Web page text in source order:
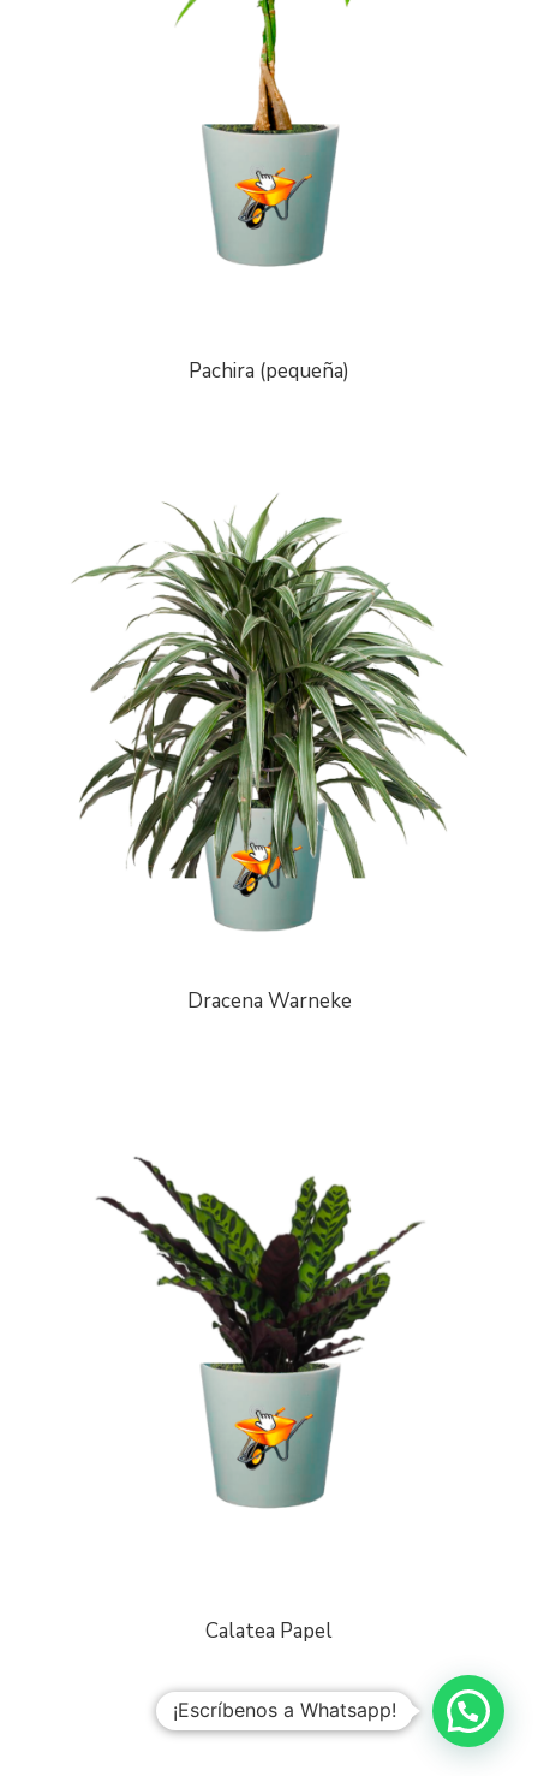
Pachira (pequeña)
Dracena Warneke
Calatea Papel
¡Escríbenos a Whatsapp!